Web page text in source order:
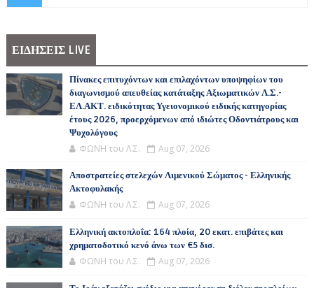
ΕΙΔΗΣΕΙΣ LIVE
Πίνακες επιτυχόντων και επιλαχόντων υποψηφίων του
διαγωνισμού απευθείας κατάταξης Αξιωματικών Λ.Σ.-
ΕΛ.ΑΚΤ. ειδικότητας Υγειονομικού ειδικής κατηγορίας
έτους 2026, προερχόμενων από ιδιώτες Οδοντιάτρους και
Ψυχολόγους
ΦΩΝΗ του Λ.Σ. Aug 07, 2026
Αποστρατείες στελεχών Λιμενικού Σώματος - Ελληνικής
Ακτοφυλακής
ΦΩΝΗ του Λ.Σ. Aug 07, 2026
Ελληνική ακτοπλοΐα: 164 πλοία, 20 εκατ. επιβάτες και
χρηματοδοτικό κενό άνω των €5 δισ.
ΦΩΝΗ του Λ.Σ. Aug 07, 2026